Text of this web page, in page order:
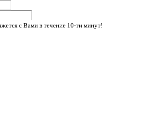
с Вами в течение 10-ти минут!